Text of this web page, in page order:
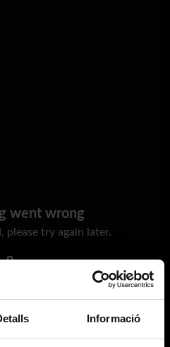
Informació
went wrong
please try again later.